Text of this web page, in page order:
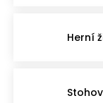
Herní